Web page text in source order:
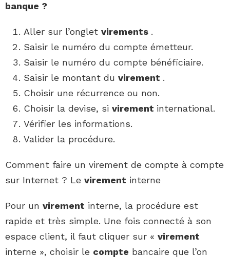
banque ?
Aller sur l’onglet virements .
Saisir le numéro du compte émetteur.
Saisir le numéro du compte bénéficiaire.
Saisir le montant du virement .
Choisir une récurrence ou non.
Choisir la devise, si virement international.
Vérifier les informations.
Valider la procédure.
Comment faire un virement de compte à compte
sur Internet ? Le virement interne
Pour un virement interne, la procédure est
rapide et très simple. Une fois connecté à son
espace client, il faut cliquer sur « virement
interne », choisir le compte bancaire que l’on